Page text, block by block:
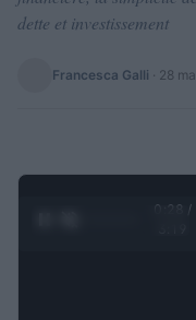
dette et investissement
Francesca Galli · 28
0:29 /